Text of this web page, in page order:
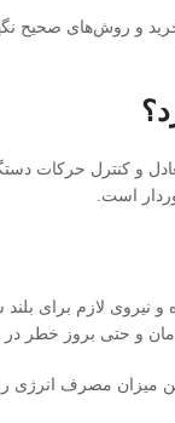
و روش‌های صحیح
است.
لازم برای
و حتی بروز خطر در
میزان مصرف انرژی